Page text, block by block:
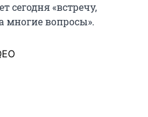
сегодня «встречу,
многие вопросы».